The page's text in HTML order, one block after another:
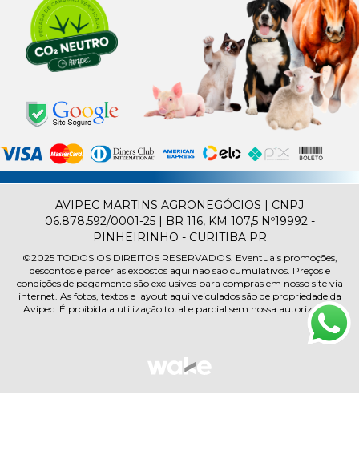
AVIPEC MARTINS AGRONEGÓCIOS | CNPJ
06.878.592/0001-25 | BR 116, KM 107,5 Nº19992 -
PINHEIRINHO - CURITIBA PR
©2025 TODOS OS DIREITOS RESERVADOS. Eventuais promoções,
descontos e parcerias expostos aqui não são cumulativos. Preços e
condições de pagamento são exclusivos para compras em nosso site via
internet. As fotos, textos e layout aqui veiculados são de propriedade da
Avipec. É proibida a utilização total e parcial sem nossa autorização.